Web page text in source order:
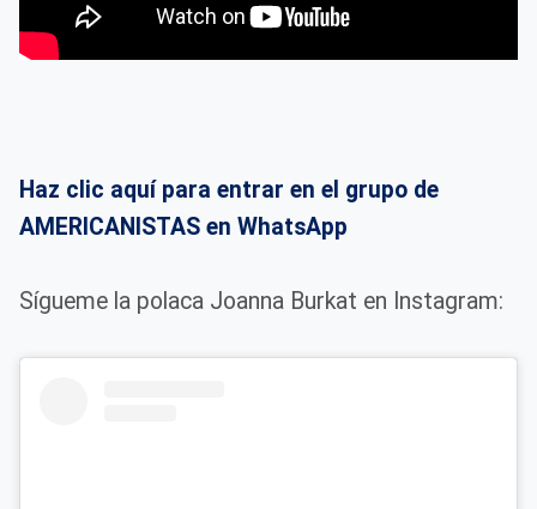
Haz clic aquí para entrar en el grupo de
AMERICANISTAS en WhatsApp
Sígueme la polaca Joanna Burkat en Instagram: